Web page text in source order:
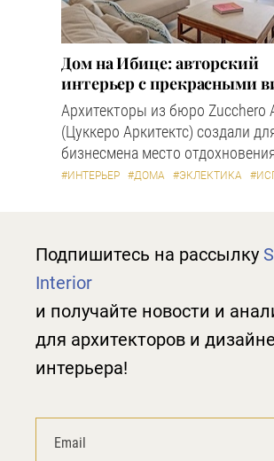
Дом на Ибице: авторский
интерьер с прекрасными
Архитекторы из бюро Zucchero
(Цуккеро Аркитектс) создали
бизнесмена место
#ИНТЕРЬЕР #ДОМА #ЭКЛЕКТИКА
Подпишитесь на рассылку
Interior
и получайте новости и
для архитекторов и
интерьера!